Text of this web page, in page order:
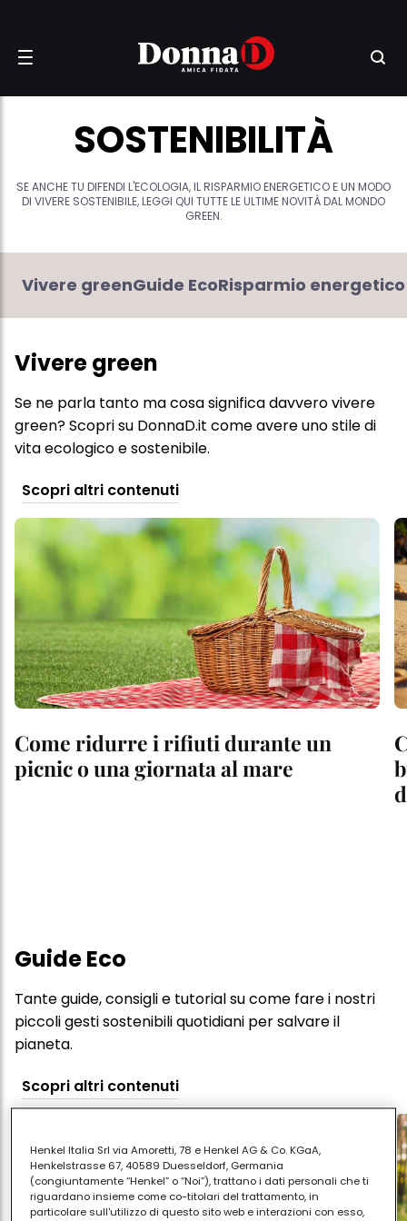
SOSTENIBILITÀ
SE ANCHE TU DIFENDI L'ECOLOGIA, IL RISPARMIO ENERGETICO E UN MODO
DI VIVERE SOSTENIBILE, LEGGI QUI TUTTE LE ULTIME NOVITÀ DAL MONDO
GREEN.
Vivere greenGuide EcoRisparmio energetico
Vivere green
Se ne parla tanto ma cosa significa davvero vivere
green? Scopri su DonnaD.it come avere uno stile di
vita ecologico e sostenibile.
Scopri altri contenuti
Come ridurre i rifiuti durante un
picnic o una giornata al mare
Guide Eco
Tante guide, consigli e tutorial su come fare i nostri
piccoli gesti sostenibili quotidiani per salvare il
pianeta.
Scopri altri contenuti
Henkel Italia Srl via Amoretti, 78 e Henkel AG & Co. KGaA,
Henkelstrasse 67, 40589 Duesseldorf, Germania
(congiuntamente “Henkel” o “Noi”), trattano i dati personali che ti
riguardano insieme come co-titolari del trattamento, in
particolare sull'utilizzo di questo sito web e interazioni con esso,